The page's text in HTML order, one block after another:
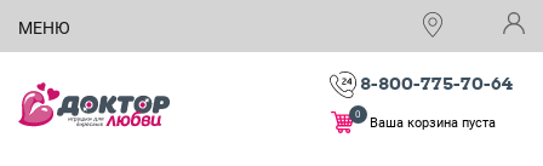
МЕНЮ
8-800-775-70-64
Ваша корзина пуста
0